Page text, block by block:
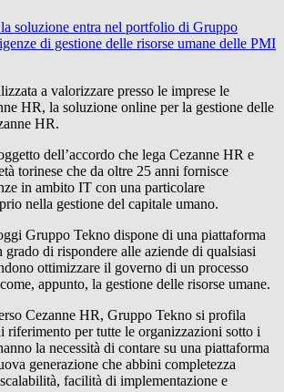
soluzione entra nel portfolio di Gruppo
di gestione delle risorse umane delle PMI
a valorizzare presso le imprese le
HR, la soluzione online per la gestione delle
HR.
dell’accordo che lega Cezanne HR e
torinese che da oltre 25 anni fornisce
in ambito IT con una particolare
nella gestione del capitale umano.
Gruppo Tekno dispone di una piattaforma
grado di rispondere alle aziende di qualsiasi
ottimizzare il governo di un processo
appunto, la gestione delle risorse umane.
Cezanne HR, Gruppo Tekno si profila
riferimento per tutte le organizzazioni sotto i
la necessità di contare su una piattaforma
generazione che abbini completezza
facilità di implementazione e